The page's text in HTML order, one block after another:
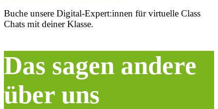
Buche unsere Digital-Expert:innen für virtuelle Class
Chats mit deiner Klasse.
Das sagen andere
über uns